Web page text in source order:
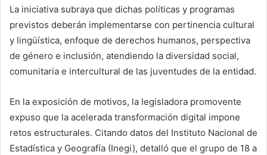
La iniciativa subraya que dichas políticas y programas
previstos deberán implementarse con pertinencia cultural
y lingüística, enfoque de derechos humanos, perspectiva
de género e inclusión, atendiendo la diversidad social,
comunitaria e intercultural de las juventudes de la entidad.
En la exposición de motivos, la legisladora promovente
expuso que la acelerada transformación digital impone
retos estructurales. Citando datos del Instituto Nacional de
Estadística y Geografía (Inegi), detalló que el grupo de 18 a